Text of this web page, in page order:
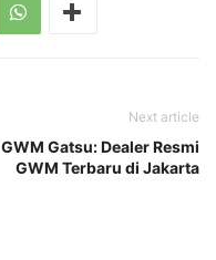
Next article
GWM Gatsu: Dealer Resmi
GWM Terbaru di Jakarta